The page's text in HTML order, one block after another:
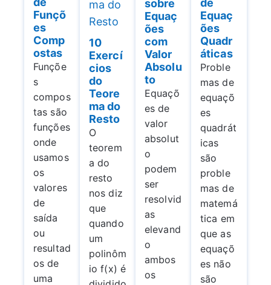
Funçõ
es
Comp
ostas
Funçõe
s
compos
tas são
funções
onde
usamos
os
valores
de
saída
ou
resultad
os de
uma
10
Exercí
cios
do
Teore
ma do
Resto
O
teorem
a do
resto
nos diz
que
quando
um
polinôm
io f(x) é
sobre
Equaç
ões
com
Valor
Absolu
to
Equaçõ
es de
valor
absolut
o
podem
ser
resolvid
as
elevand
o
ambos
os
de
Equaç
ões
Quadr
áticas
Proble
mas de
equaçõ
es
quadrát
icas
são
proble
mas de
matemá
tica em
que as
equaçõ
es não
são